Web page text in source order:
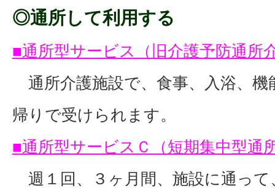
◎通所して利用する
■通所型サービス（旧介護予防通所
通所介護施設で、食事、入浴、機
帰りで受けられます。
■通所型サービスＣ（短期集中型通
週１回、３ヶ月間、施設に通って